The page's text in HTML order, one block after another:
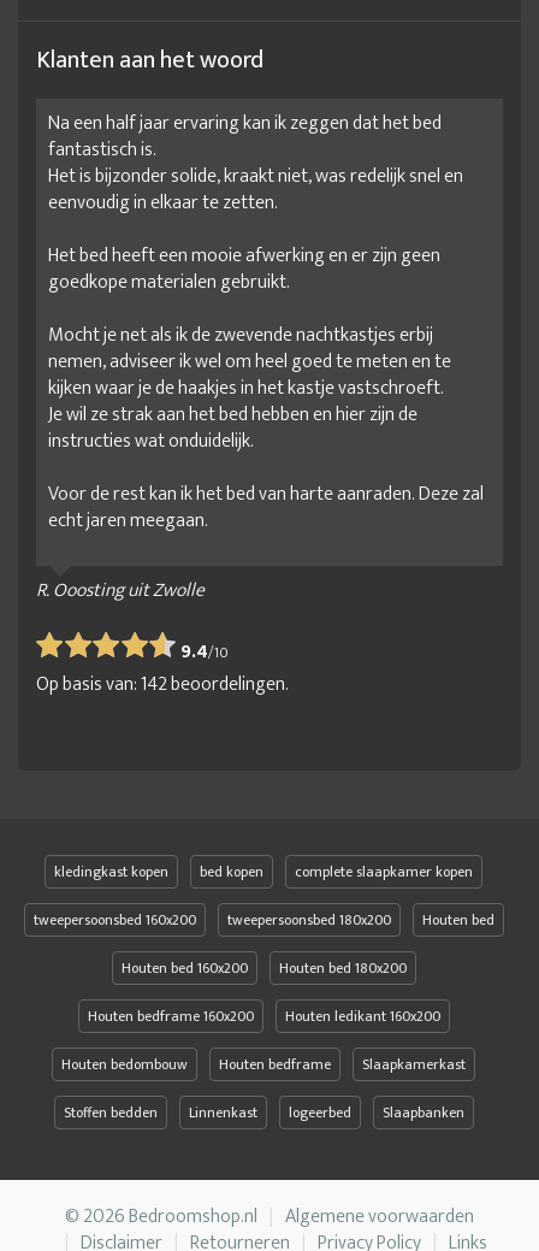
Klanten aan het woord
Na een half jaar ervaring kan ik zeggen dat het bed
fantastisch is.
Het is bijzonder solide, kraakt niet, was redelijk snel en
eenvoudig in elkaar te zetten.
Het bed heeft een mooie afwerking en er zijn geen
goedkope materialen gebruikt.
Mocht je net als ik de zwevende nachtkastjes erbij
nemen, adviseer ik wel om heel goed te meten en te
kijken waar je de haakjes in het kastje vastschroeft.
Je wil ze strak aan het bed hebben en hier zijn de
instructies wat onduidelijk.
Voor de rest kan ik het bed van harte aanraden. Deze zal
echt jaren meegaan.
R. Ooosting uit Zwolle
9.4/10
Op basis van:142beoordelingen.
kledingkast kopen bed kopen
complete slaapkamer kopen
tweepersoonsbed 160x200
tweepersoonsbed 180x200
Houten bed
Houten bed 160x200
Houten bed 180x200
Houten bedframe 160x200
Houten ledikant 160x200
Houten bedombouw
Houten bedframe
Slaapkamerkast
Stoffen bedden
Linnenkast logeerbed Slaapbanken
© 2026 Bedroomshop.nl
Algemene voorwaarden
Disclaimer
Retourneren Privacy Policy Links